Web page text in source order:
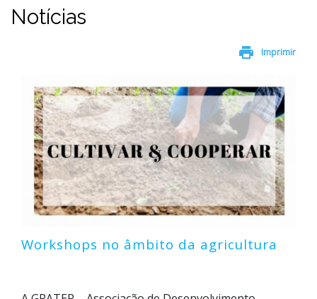
Notícias
print Imprimir
Workshops no âmbito da agricultura